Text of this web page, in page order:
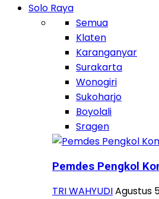
Solo Raya
Semua
Klaten
Karanganyar
Surakarta
Wonogiri
Sukoharjo
Boyolali
Sragen
Pemdes Pengkol
TRI WAHYUDIAgustus